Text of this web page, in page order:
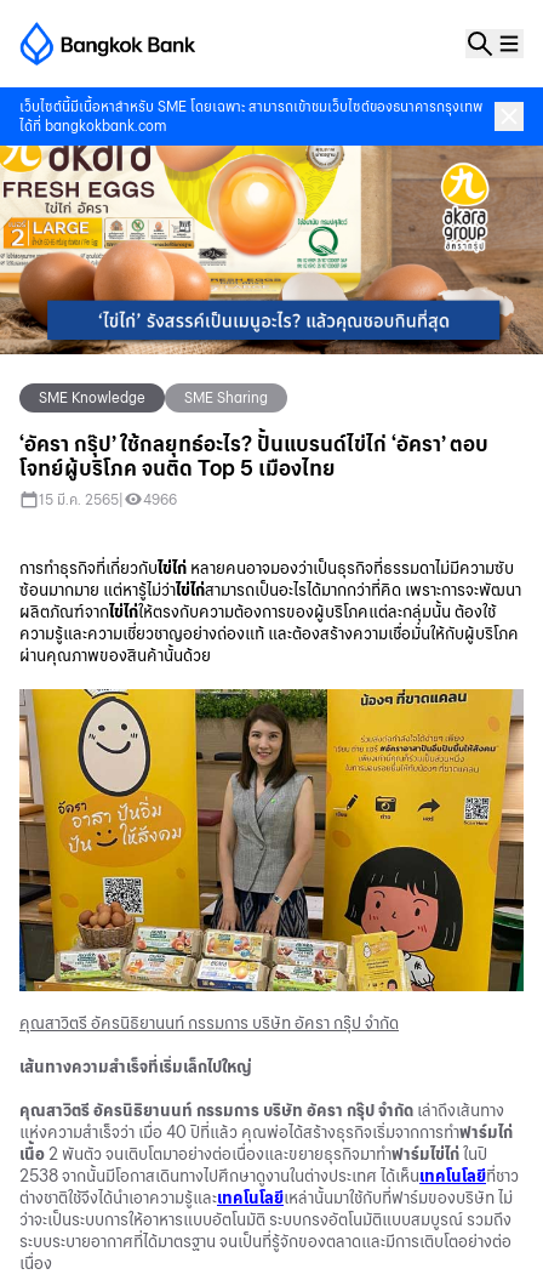
เว็บไซต์นี้มีเนื้อหาสำหรับ SME โดยเฉพาะ สามารถเข้าชมเว็บไซต์ของธนาคารกรุงเทพ
ได้ที่ bangkokbank.com
SME Knowledge SME Sharing
‘อัครา กรุ๊ป’ ใช้กลยุทธ์อะไร? ปั้นแบรนด์ไข่ไก่ ‘อัครา’ ตอบ
โจทย์ผู้บริโภค จนติด Top 5 เมืองไทย
15 มี.ค. 2565 4966
การทำธุรกิจที่เกี่ยวกับไข่ไก่ หลายคนอาจมองว่าเป็นธุรกิจที่ธรรมดาไม่มีความซับ
ซ้อนมากมาย แต่หารู้ไม่ว่าไข่ไก่สามารถเป็นอะไรได้มากกว่าที่คิด เพราะการจะพัฒนา
ผลิตภัณฑ์จากไข่ไก่ให้ตรงกับความต้องการของผู้บริโภคแต่ละกลุ่มนั้น ต้องใช้
ความรู้และความเชี่ยวชาญอย่างถ่องแท้ และต้องสร้างความเชื่อมั่นให้กับผู้บริโภค
ผ่านคุณภาพของสินค้านั้นด้วย
คุณสาวิตรี อัครนิธิยานนท์ กรรมการ บริษัท อัครา กรุ๊ป จำกัด
เส้นทางความสำเร็จที่เริ่มเล็กไปใหญ่
คุณสาวิตรี อัครนิธิยานนท์ กรรมการ บริษัท อัครา กรุ๊ป จำกัด เล่าถึงเส้นทาง
แห่งความสำเร็จว่า เมื่อ 40 ปีที่แล้ว คุณพ่อได้สร้างธุรกิจเริ่มจากการทำฟาร์มไก่
เนื้อ2 พันตัว จนเติบโตมาอย่างต่อเนื่องและขยายธุรกิจมาทำฟาร์มไข่ไก่ในปี
2538 จากนั้นมีโอกาสเดินทางไปศึกษาดูงานในต่างประเทศ ได้เห็นเทคโนโลยีที่ชาว
ต่างชาติใช้จึงได้นำเอาความรู้และเทคโนโลยีเหล่านั้นมาใช้กับที่ฟาร์มของบริษัท ไม่
ว่าจะเป็นระบบการให้อาหารแบบอัตโนมัติ ระบบกรงอัตโนมัติแบบสมบูรณ์ รวมถึง
ระบบระบายอากาศที่ได้มาตรฐาน จนเป็นที่รู้จักของตลาดและมีการเติบโตอย่างต่อ
เนื่อง